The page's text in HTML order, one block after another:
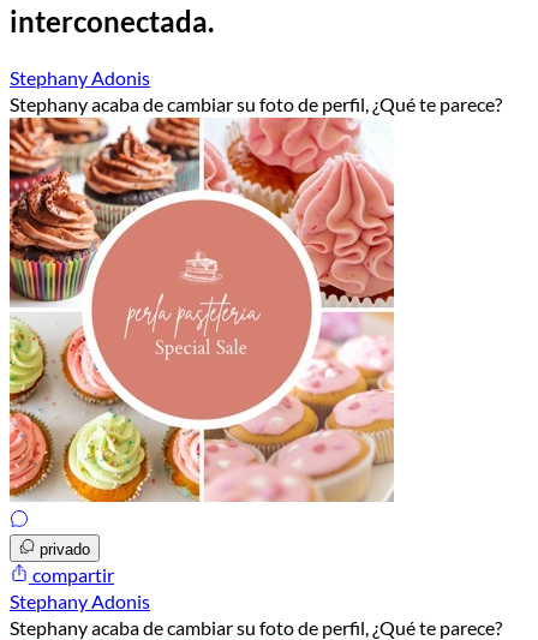
interconectada.
Stephany Adonis
Stephany acaba de cambiar su foto de perfil, ¿Qué te parece?
privado
compartir
Stephany Adonis
Stephany acaba de cambiar su foto de perfil, ¿Qué te parece?